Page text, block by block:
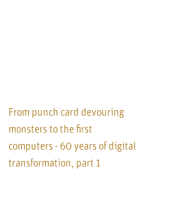
From punch card devouring
monsters to the first
computers - 60 years of digital
transformation, part 1